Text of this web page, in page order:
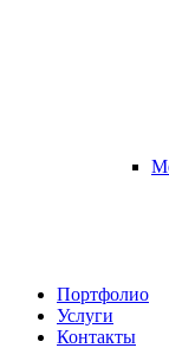
Портфолио
Услуги
Контакты